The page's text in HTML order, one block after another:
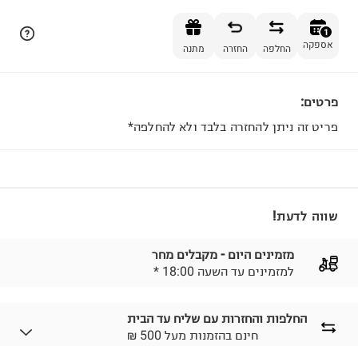
1
אספקה החלפה החזרה מתנה
פרטים:
פריט זה ניתן להחזרה בלבד ולא להחלפה*
שווה לדעת!
החלפות והחזרות עם שליח עד הבית
₪ חינם בהזמנות מעל 500